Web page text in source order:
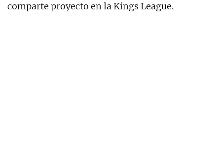
comparte proyecto en la Kings League.